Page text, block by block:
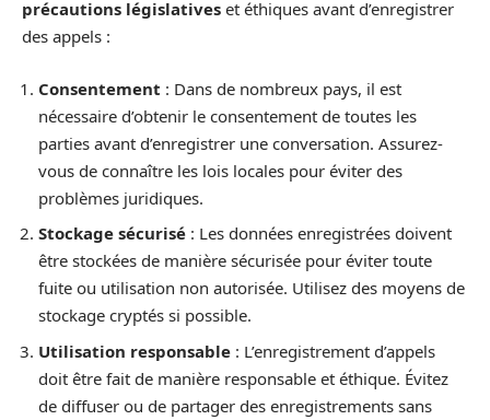
précautions législatives et éthiques avant d’enregistrer
des appels :
Consentement : Dans de nombreux pays, il est
nécessaire d’obtenir le consentement de toutes les
parties avant d’enregistrer une conversation. Assurez-
vous de connaître les lois locales pour éviter des
problèmes juridiques.
Stockage sécurisé : Les données enregistrées doivent
être stockées de manière sécurisée pour éviter toute
fuite ou utilisation non autorisée. Utilisez des moyens de
stockage cryptés si possible.
Utilisation responsable : L’enregistrement d’appels
doit être fait de manière responsable et éthique. Évitez
de diffuser ou de partager des enregistrements sans